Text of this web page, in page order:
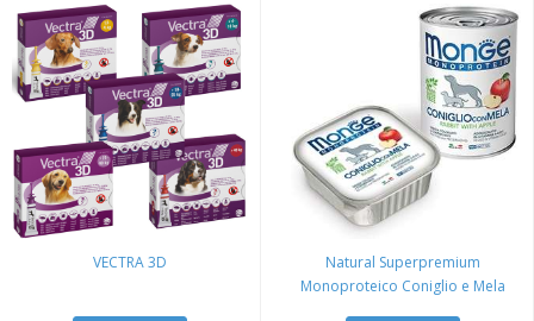
VECTRA 3D
Natural Superpremium
Monoproteico Coniglio e Mela